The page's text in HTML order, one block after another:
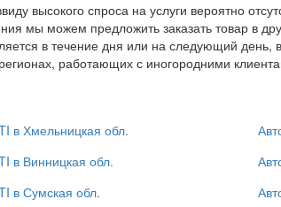
высокого спроса на услуги вероятно
мы можем предложить заказать товар в
в течение дня или на следующий день,
работающих с иногородними
в Хмельницкая обл.
в Винницкая обл.
в Сумская обл.